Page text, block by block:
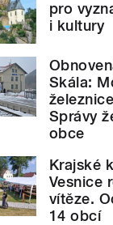
pro
i kultury
Skála:
Správy
obce
Krajské
Vesnice
vítěze.
14 obcí